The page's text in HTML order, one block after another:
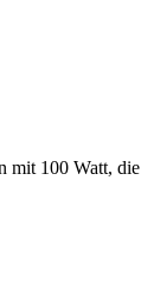
100 Watt,